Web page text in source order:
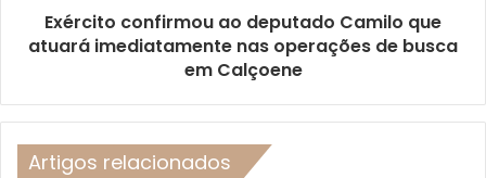
Exército confirmou ao deputado Camilo que
atuará imediatamente nas operações de busca
em Calçoene
Artigos relacionados